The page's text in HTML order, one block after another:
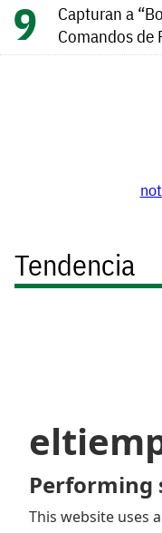
Capturan a
Comandos de
Tendencia